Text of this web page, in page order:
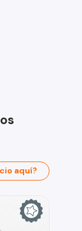
aquí?